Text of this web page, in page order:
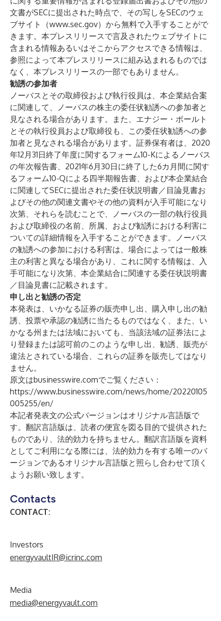
文書がSECに提出された時点で、その写しをSECのウェ
ブサイト（www.sec.gov）から無料で入手することがで
きます。本プレスリリースで言及されたウェブサイトに
含まれる情報あるいはそこからアクセスできる情報は、
参照によって本プレスリリースに組み込まれるものでは
なく、本プレスリリースの一部でもありません。
勧誘の参加者
ノーバスとその取締役および執行役員は、本企業結合案
に関連して、ノーバスの株主の委任状勧誘への参加者と
見なされる場合があります。また、エナジー・ボールト
とその執行役員および取締役も、この委任状勧誘への参
加者と見なされる場合があります。証券保有者は、2020
年12月31日終了年度に関するフォーム10-Kによるノーバス
の年次報告書、2021年6月30日に終了した6カ月間に関す
るフォーム10-Qによる四半期報告書、および本企業結合
に関連してSECに提出された委任状説明書／目論見書お
よびその他の関連文書やその他の資料が入手可能になり
次第、それらを読むことで、ノーバスの一部の執行役員
および取締役の名前、所属、および勧誘における利害に
ついての詳細情報を入手することができます。ノーバス
の勧誘への参加における利害は、場合によっては一般株
主の利害と異なる場合があり、これに関する情報は、入
手可能になり次第、本企業結合に関連する委任状説明書
／目論見書に記載されます。
申し出と勧誘の否定
本発表は、いかなる証券の販売申し出、購入申し出の勧
誘、投票や承認の勧誘に当たるものではなく、また、い
かなる州または法域においても、当該法域の証券法によ
り登録または認可前のこのような申し出、勧誘、販売が
違法とされている場合、これらの証券を販売してはなり
ません。
原文はbusinesswire.comでご覧ください：
https://www.businesswire.com/news/home/20220105
005255/en/
本記者発表文の公式バージョンはオリジナル言語版で
す。翻訳言語版は、読者の便宜を図る目的で提供された
ものであり、法的効力を持ちません。翻訳言語版を資料
としてご利用になる際には、法的効力を有する唯一のバ
ージョンであるオリジナル言語版と照らし合わせて頂く
ようお願い致します。
Contacts
CONTACT:
Investors
energyvaultIR@icrinc.com
Media
media@energyvault.com